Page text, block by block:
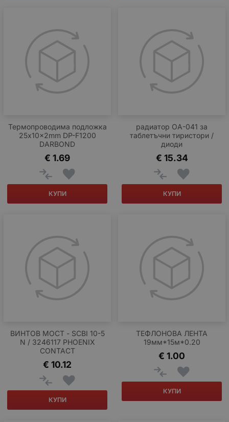
Термопроводима подложка
25x10x2mm DP-F1200
DARBOND
1.69
€
КУПИ
радиатор ОА-041 за
таблетъчни тиристори /
диоди
15.34
€
КУПИ
ВИНТОВ МОСТ - SCBI 10-5
N / 3246117 PHOENIX
CONTACT
10.12
€
КУПИ
ТЕФЛОНОВА ЛЕНТА
19мм*15м*0.20
1.00
€
КУПИ